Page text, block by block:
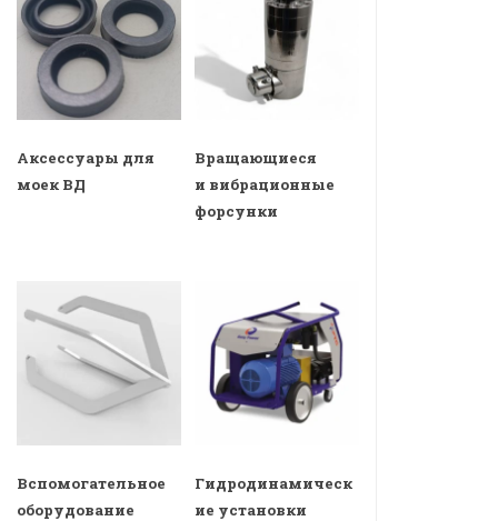
Аксессуары для
моек ВД
Вращающиеся
и вибрационные
форсунки
Вспомогательное
оборудование
Гидродинамическ
ие установки